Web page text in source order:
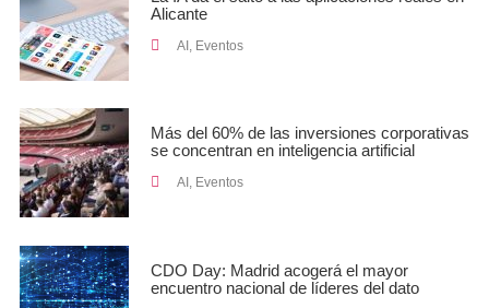
Alicante
AI Eventos
Más del 60% de las inversiones corporativas
se concentran en inteligencia artificial
AI , Eventos
CDO Day: Madrid acogerá el mayor
encuentro nacional de líderes del dato